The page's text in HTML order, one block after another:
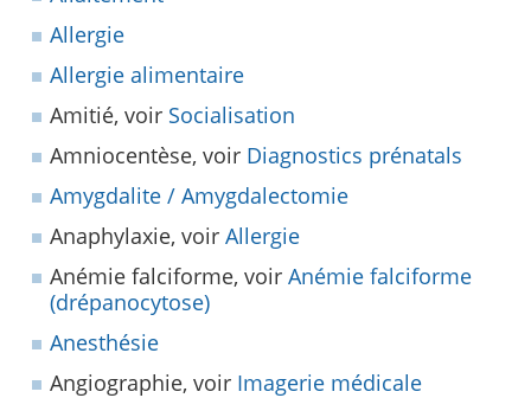
Allergie
Allergie alimentaire
Amitié, voir Socialisation
Amniocentèse, voir Diagnostics prénatals
Amygdalite / Amygdalectomie
Anaphylaxie, voir Allergie
Anémie falciforme, voir Anémie falciforme
(drépanocytose)
Anesthésie
Angiographie, voir Imagerie médicale